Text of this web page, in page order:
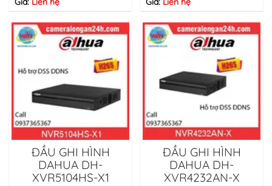
ĐẦU GHI HÌNH
DAHUA DH-
XVR5104HS-X1
ĐẦU GHI HÌNH
DAHUA DH-
XVR4232AN-X